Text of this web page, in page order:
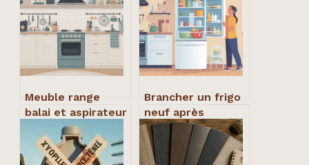
Meuble range
balai et aspirateur
: guide complet
pour bien choisir
Brancher un frigo
neuf après
transport : délai,
règles et erreurs
à éviter